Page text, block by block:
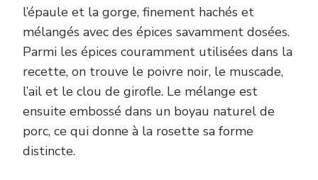
l’épaule et la gorge, finement hachés et
mélangés avec des épices savamment dosées.
Parmi les épices couramment utilisées dans la
recette, on trouve le poivre noir, le muscade,
l’ail et le clou de girofle. Le mélange est
ensuite embossé dans un boyau naturel de
porc, ce qui donne à la rosette sa forme
distincte.